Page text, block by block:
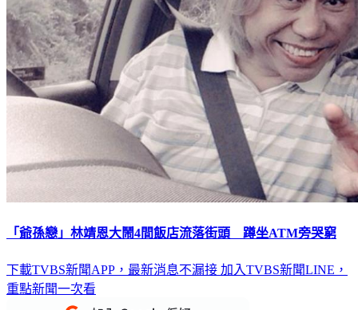
「爺孫戀」林靖恩大鬧4間飯店流落街頭 蹲坐ATM旁哭窮
下載TVBS新聞APP，最新消息不漏接 加入TVBS新聞LINE，
重點新聞一次看